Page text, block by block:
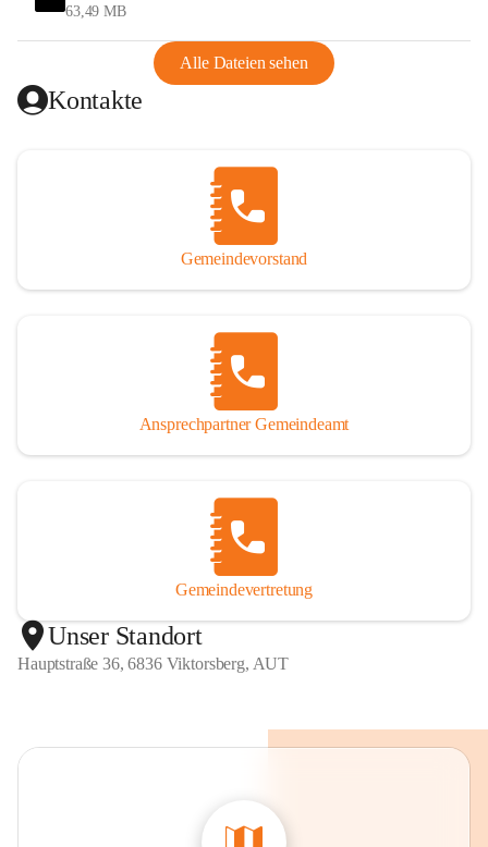
63,49 MB
Alle Dateien sehen
Kontakte
Gemeindevorstand
Ansprechpartner Gemeindeamt
Gemeindevertretung
Unser Standort
Hauptstraße 36, 6836 Viktorsberg, AUT